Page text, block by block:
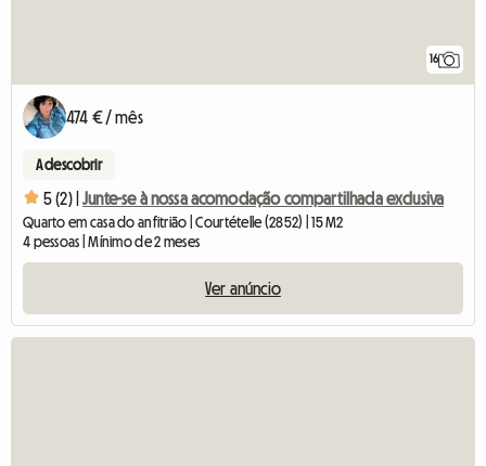
16
474 € / mês
A descobrir
5 (2) | Junte-se à nossa acomodação compartilhada exclusiva
Quarto em casa do anfitrião | Courtételle (2852) | 15 M2
4 pessoas | Mínimo de 2 meses
Ver anúncio